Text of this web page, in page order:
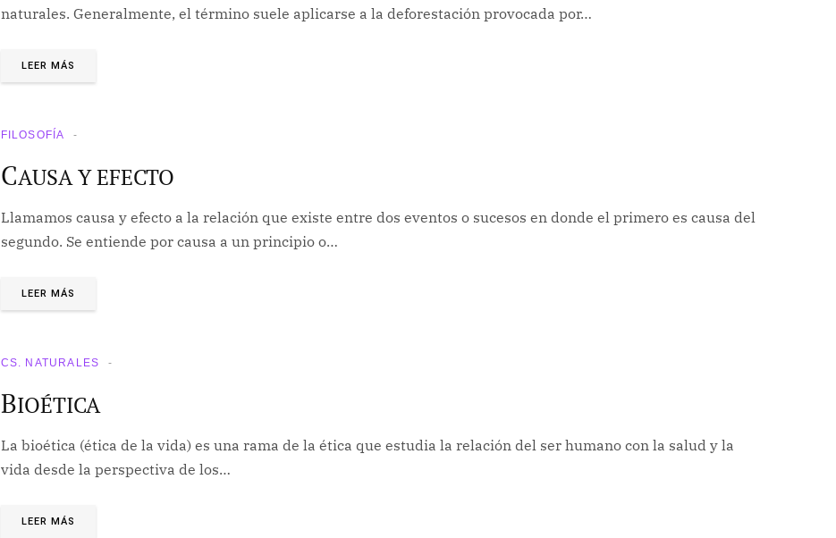
naturales. Generalmente, el término suele aplicarse a la deforestación provocada por…
LEER MÁS
FILOSOFÍA
CAUSA Y EFECTO
Llamamos causa y efecto a la relación que existe entre dos eventos o sucesos en donde el primero es causa del
segundo. Se entiende por causa a un principio o…
LEER MÁS
CS. NATURALES
BIOÉTICA
La bioética (ética de la vida) es una rama de la ética que estudia la relación del ser humano con la salud y la
vida desde la perspectiva de los…
LEER MÁS